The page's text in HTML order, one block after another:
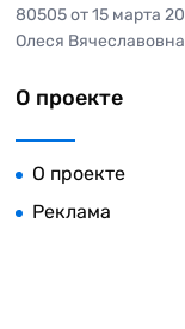
80505 от 15 марта
Олеся
О проекте
О проекте
Реклама